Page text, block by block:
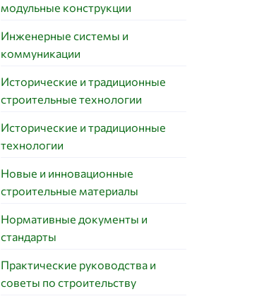
модульные конструкции
Инженерные системы и
коммуникации
Исторические и традиционные
строительные технологии
Исторические и традиционные
технологии
Новые и инновационные
строительные материалы
Нормативные документы и
стандарты
Практические руководства и
советы по строительству